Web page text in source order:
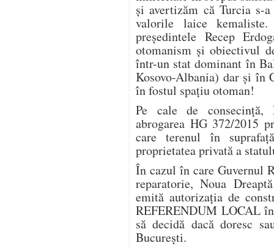
şi avertizăm că Turcia s-
valorile laice
preşedintele Recep
otomanism şi obiectivul
într-un stat dominant în
Kosovo-Albania) dar şi în
în fostul spaţiu otoman!
Pe cale de consecinţă,
abrogarea HG 372/2015
care terenul în
proprietatea privată a
În cazul în care Guvernul
reparatorie, Noua
emită autorizaţia de
REFERENDUM LOCAL
să decidă dacă doresc
Bucureşti.